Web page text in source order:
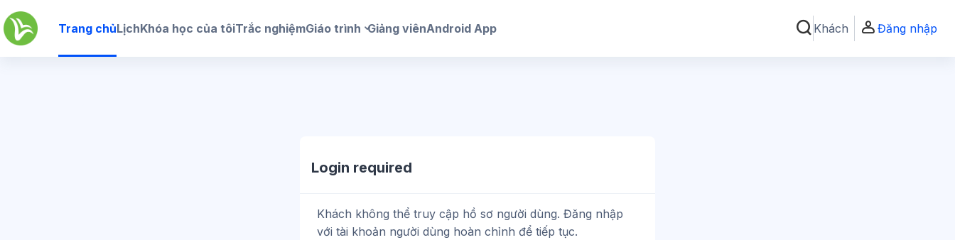
Chuyển tới nội dung chính
Trang chủLịchKhóa học của tôiTrắc nghiệmGiáo trình Giảng viênAndroid App Chuyển đổi chọn tìm kiếm
Khách Đăng nhập
Login required
Khách không thể truy cập hồ sơ người dùng. Đăng nhập
với tài khoản người dùng hoàn chỉnh để tiếp tục.